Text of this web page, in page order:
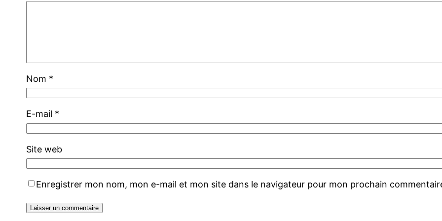
Nom *
E-mail *
Site web
Enregistrer mon nom, mon e-mail et mon site dans le navigateur pour mon prochain